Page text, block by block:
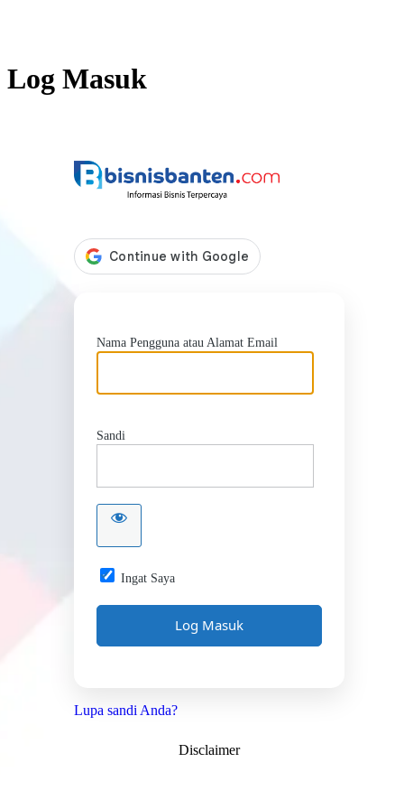
Log Masuk
Nama Pengguna atau Alamat Email
Sandi
Ingat Saya
Lupa sandi Anda?
Disclaimer